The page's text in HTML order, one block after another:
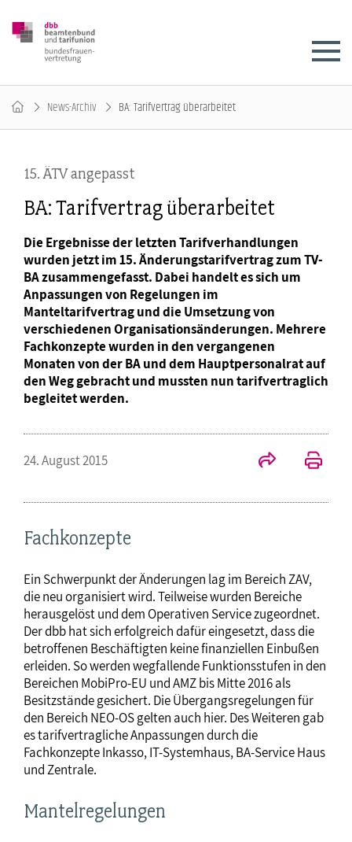
News-Archiv BA: Tarifvertrag überarbeitet
15. ÄTV angepasst
BA: Tarifvertrag überarbeitet
Die Ergebnisse der letzten Tarifverhandlungen
wurden jetzt im 15. Änderungstarifvertrag zum TV-
BA zusammengefasst. Dabei handelt es sich um
Anpassungen von Regelungen im
Manteltarifvertrag und die Umsetzung von
verschiedenen Organisationsänderungen. Mehrere
Fachkonzepte wurden in den vergangenen
Monaten von der BA und dem Hauptpersonalrat auf
den Weg gebracht und mussten nun tarifvertraglich
begleitet werden.
24. August 2015
Fachkonzepte
Ein Schwerpunkt der Änderungen lag im Bereich ZAV,
die neu organisiert wird. Teilweise wurden Bereiche
herausgelöst und dem Operativen Service zugeordnet.
Der dbb hat sich erfolgreich dafür eingesetzt, dass die
betroffenen Beschäftigten keine finanziellen Einbußen
erleiden. So werden wegfallende Funktionsstufen in den
Bereichen MobiPro-EU und AMZ bis Mitte 2016 als
Besitzstände gesichert. Die Übergangsregelungen für
den Bereich NEO-OS gelten auch hier. Des Weiteren gab
es tarifvertragliche Anpassungen durch die
Fachkonzepte Inkasso, IT-Systemhaus, BA-Service Haus
und Zentrale.
Mantelregelungen